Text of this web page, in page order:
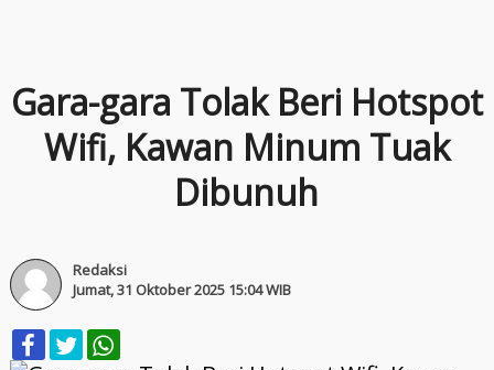
Gara-gara Tolak Beri Hotspot
Wifi, Kawan Minum Tuak
Dibunuh
Redaksi
Jumat, 31 Oktober 2025 15:04 WIB